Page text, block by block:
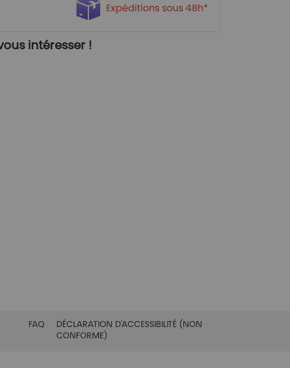
Expéditions sous 48h*
intéresser !
FAQ
DÉCLARATION D'ACCESSIBILITÉ (NON
CONFORME)